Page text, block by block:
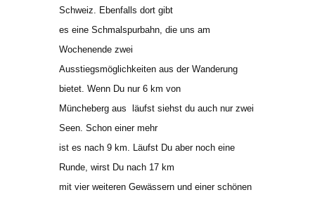
Schweiz. Ebenfalls dort gibt
es eine Schmalspurbahn, die uns am
Wochenende zwei
Ausstiegsmöglichkeiten aus der Wanderung
bietet. Wenn Du nur 6 km von
Müncheberg aus läufst siehst du auch nur zwei
Seen. Schon einer mehr
ist es nach 9 km. Läufst Du aber noch eine
Runde, wirst Du nach 17 km
mit vier weiteren Gewässern und einer schönen